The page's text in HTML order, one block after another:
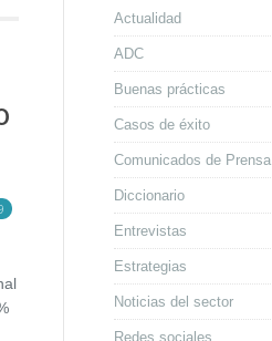
Actualidad
ADC
Buenas prácticas
Casos de éxito
Comunicados de Prensa
Diccionario
Entrevistas
Estrategias
Noticias del sector
Redes sociales